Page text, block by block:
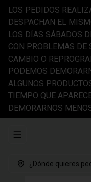
LOS PEDIDOS
DESPACHAN EL
LOS DÍAS SÁBADOS
CON PROBLEMAS DE
CAMBIO O
PODEMOS
ALGUNOS
TIEMPO QUE
DEMORARNOS
Abrir menu de
¿Dónde quieres